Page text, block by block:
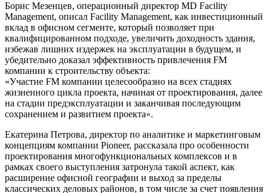
Борис Мезенцев, операционный директор MD Facility
Management, описал Facility Management, как инвестиционный
вклад в офисном сегменте, который позволяет при
квалифицированном подходе, увеличить доходность здания,
избежав лишних издержек на эксплуатации в будущем, и
убедительно доказал эффективность привлечения FM
компании к строительству объекта:
«Участие FM компании целесообразно на всех стадиях
жизненного цикла проекта, начиная от проектирования, далее
на стадии предэксплуатации и заканчивая последующим
сохранением и развитием проекта».
Екатерина Петрова, директор по аналитике и маркетинговым
концепциям компании Pioneer, рассказала про особенности
проектирования многофункциональных комплексов и в
рамках своего выступления затронула такой аспект, как
расширение офисной географии и выход за пределы
классических деловых районов, в том числе за счет появления